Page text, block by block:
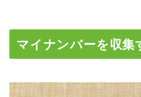
マイナンバーを収集